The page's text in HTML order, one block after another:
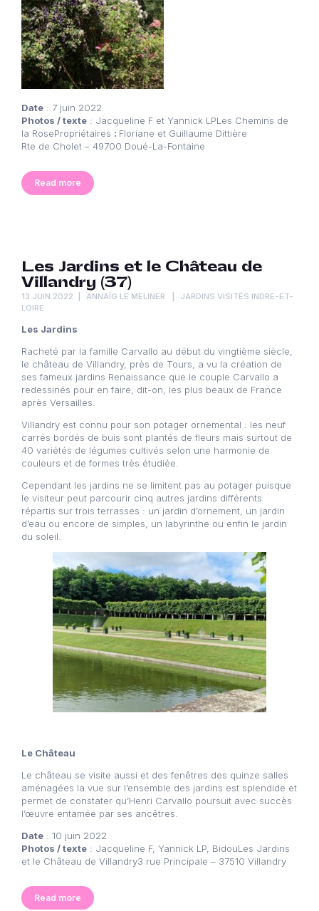
Date : 7 juin 2022
Photos / texte : Jacqueline F et Yannick LPLes Chemins de
la RosePropriétaires : Floriane et Guillaume Dittière
Rte de Cholet – 49700 Doué-La-Fontaine
Read more
Les Jardins et le Château de
Villandry (37)
13 JUIN 2022 ANNAÏG LE MELINER
JARDINS VISITÉS INDRE-ET-
LOIRE
Les Jardins
Racheté par la famille Carvallo au début du vingtième siècle,
le château de Villandry, près de Tours, a vu la création de
ses fameux jardins Renaissance que le couple Carvallo a
redessinés pour en faire, dit-on, les plus beaux de France
après Versailles.
Villandry est connu pour son potager ornemental : les neuf
carrés bordés de buis sont plantés de fleurs mais surtout de
40 variétés de légumes cultivés selon une harmonie de
couleurs et de formes très étudiée.
Cependant les jardins ne se limitent pas au potager puisque
le visiteur peut parcourir cinq autres jardins différents
répartis sur trois terrasses : un jardin d’ornement, un jardin
d’eau ou encore de simples, un labyrinthe ou enfin le jardin
du soleil.
Le Château
Le château se visite aussi et des fenêtres des quinze salles
aménagées la vue sur l’ensemble des jardins est splendide et
permet de constater qu’Henri Carvallo poursuit avec succès
l’œuvre entamée par ses ancêtres.
Date : 10 juin 2022
Photos / texte : Jacqueline F, Yannick LP, BidouLes Jardins
et le Château de Villandry3 rue Principale – 37510 Villandry
Read more